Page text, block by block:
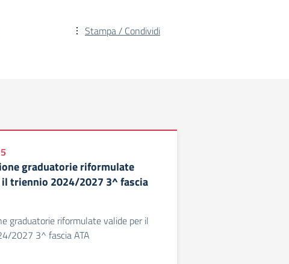
Stampa / Condividi
graduatorie riformulate
triennio 2024/2027 3^ fascia
graduatorie riformulate valide per il
2027 3^ fascia ATA